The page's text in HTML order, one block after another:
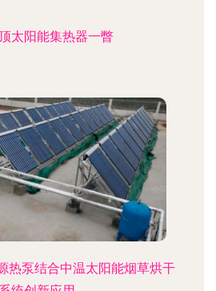
太阳能集热器一瞥
热泵结合中温太阳能烟草烘干